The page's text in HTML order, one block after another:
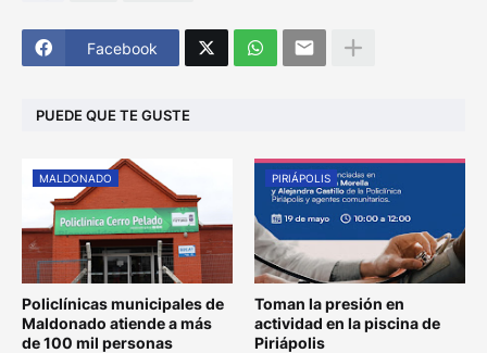
Facebook
PUEDE QUE TE GUSTE
MALDONADO
Policlínicas municipales de
Maldonado atiende a más
de 100 mil personas
PIRIÁPOLIS
Toman la presión en
actividad en la piscina de
Piriápolis